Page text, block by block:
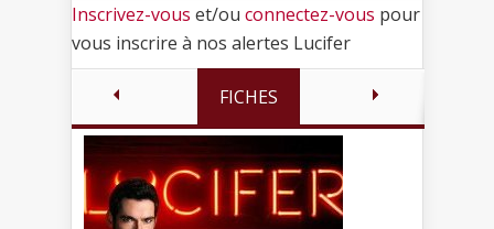
Inscrivez-vous et/ou connectez-vous pour
vous inscrire à nos alertes Lucifer
FICHES